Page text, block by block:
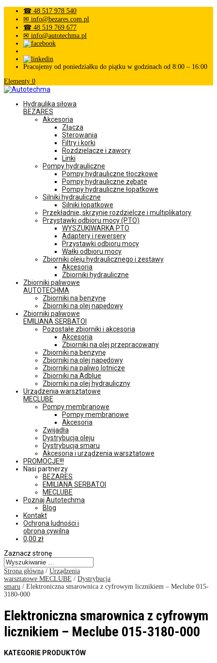
☎ 48 517 978 540
✉ info@bezares.com.pl
☎ 48 519 769 677
✉ info@autotechma.pl
Pracujemy od poniedziałku do piątku w godzinach od 8:00 – 16:00
Elementy 0
Hydraulika siłowa
BEZARES
Akcesoria
Złącza
Sterowania
Filtry i korki
Rozdzielacze i zawory
Linki
Pompy hydrauliczne
Pompy hydrauliczne tłoczkowe
Pompy hydrauliczne zębate
Pompy hydrauliczne łopatkowe
Silniki hydrauliczne
Silniki łopatkowe
Przekładnie, skrzynie rozdzielcze i multiplikatory
Przystawki odbioru mocy (PTO)
WYSZUKIWARKA PTO
Adaptery i rewersery
Przystawki odbioru mocy
Wałki odbioru mocy
Zbiorniki oleju hydraulicznego i zestawy
Akcesoria
Zbiorniki hydrauliczne
Zbiorniki paliwowe
AUTOTECHMA
Zbiorniki na benzynę
Zbiorniki na olej napędowy
Zbiorniki paliwowe
EMILIANA SERBATOI
Pozostałe zbiorniki i akcesoria
Akcesoria
Zbiorniki na olej przepracowany
Zbiorniki na benzynę
Zbiorniki na olej napędowy
Zbiorniki na paliwo lotnicze
Zbiorniki na Adblue
Zbiorniki na olej hydrauliczny
Urządzenia warsztatowe
MECLUBE
Pompy membranowe
Pompy membranowe
Akcesoria
Zwijadła
Dystrybucja oleju
Dystrybucja smaru
Akcesoria i urządzenia warsztatowe
PROMOCJE!!!
Nasi partnerzy
BEZARES
EMILIANA SERBATOI
MECLUBE
Poznaj Autotechma
Blog
Kontakt
Ochrona ludności i
obrona cywilna
0,00 zł
Zaznacz stronę
Strona główna / Urządzenia
warsztatowe MECLUBE / Dystrybucja
smaru / Elektroniczna smarownica z cyfrowym licznikiem – Meclube 015-
3180-000
Elektroniczna smarownica z cyfrowym
licznikiem – Meclube 015-3180-000
KATEGORIE PRODUKTÓW